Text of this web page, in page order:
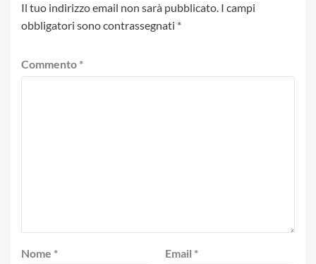
Il tuo indirizzo email non sarà pubblicato. I campi
obbligatori sono contrassegnati *
Commento *
Nome * Email *